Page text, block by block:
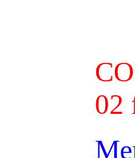
02